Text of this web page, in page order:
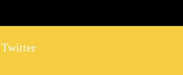
Twitter